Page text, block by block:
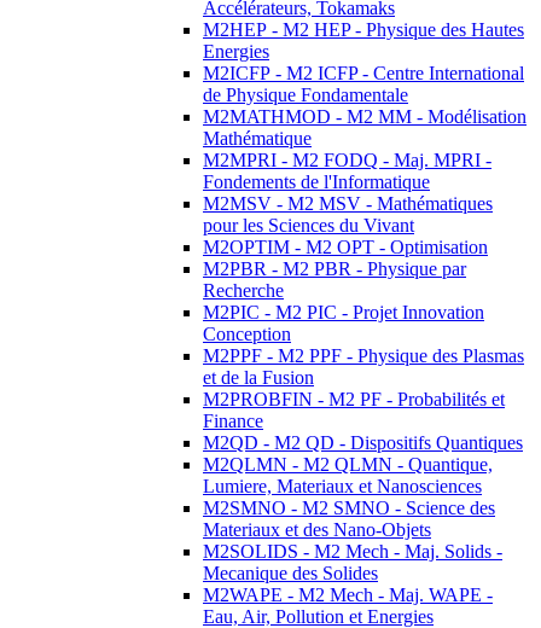
Accélérateurs, Tokamaks
M2HEP - M2 HEP - Physique des Hautes
Energies
M2ICFP - M2 ICFP - Centre International
de Physique Fondamentale
M2MATHMOD - M2 MM - Modélisation
Mathématique
M2MPRI - M2 FODQ - Maj. MPRI -
Fondements de l'Informatique
M2MSV - M2 MSV - Mathématiques
pour les Sciences du Vivant
M2OPTIM - M2 OPT - Optimisation
M2PBR - M2 PBR - Physique par
Recherche
M2PIC - M2 PIC - Projet Innovation
Conception
M2PPF - M2 PPF - Physique des Plasmas
et de la Fusion
M2PROBFIN - M2 PF - Probabilités et
Finance
M2QD - M2 QD - Dispositifs Quantiques
M2QLMN - M2 QLMN - Quantique,
Lumiere, Materiaux et Nanosciences
M2SMNO - M2 SMNO - Science des
Materiaux et des Nano-Objets
M2SOLIDS - M2 Mech - Maj. Solids -
Mecanique des Solides
M2WAPE - M2 Mech - Maj. WAPE -
Eau, Air, Pollution et Energies